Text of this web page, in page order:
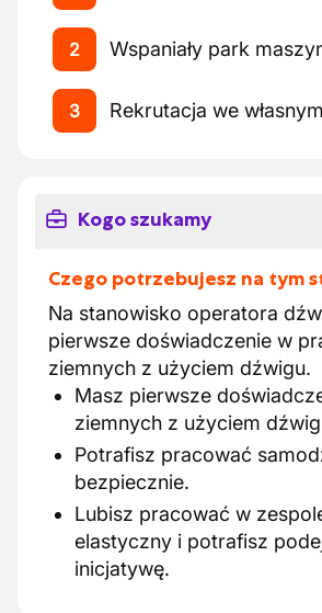
2 Wspaniały park
3 Rekrutacja we
Kogo szukamy
Czego potrzebujesz na tym
Na stanowisko operatora
pierwsze doświadczenie w
ziemnych z użyciem dźwigu.
Masz pierwsze
ziemnych z użyciem
Potrafisz pracować
bezpiecznie.
Lubisz pracować w
elastyczny i potrafisz
inicjatywę.